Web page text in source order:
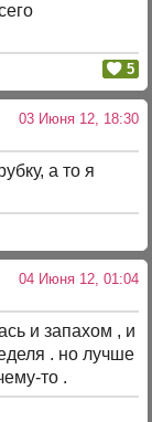
5
03 Июня 12, 18:30
а то я
04 Июня 12, 01:04
и запахом , и
. но лучше
то .